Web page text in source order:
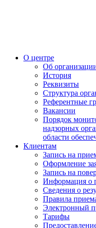
О центре
Об
История
Реквизиты
Структура
Референтные
Вакансии
Порядок
надзорных
области
Клиентам
Запись на
Оформление
Запись на
Информация о
Сведения о
Правила
Электронный
Тарифы